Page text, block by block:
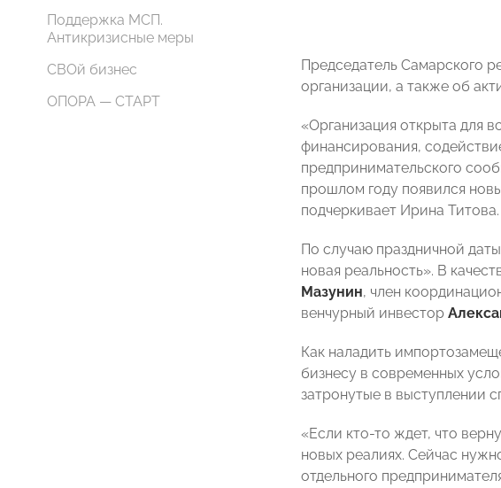
Поддержка МСП.
Антикризисные меры
СВОй бизнес
ОПОРА — СТАРТ
Председатель Самарского
организации, а также об
«Организация открыта для
финансирования,
предпринимательского
прошлом году появился
подчеркивает Ирина Титова.
По случаю праздничной
новая реальность». В
Мазунин, член
венчурный инвестор
Как наладить
бизнесу в современных
затронутые в выступлении
«Если кто-то ждет, что
новых реалиях. Сейчас
отдельного